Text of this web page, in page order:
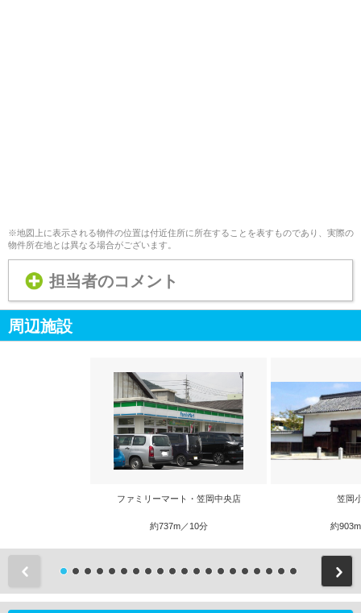
※地図上に表示される物件の位置は付近住所に所在することを表すものであり、実際の
物件所在地とは異なる場合がございます。
担当者のコメント
周辺施設
ファミリーマート・笠岡中央店
約737m／10分
笠岡
約